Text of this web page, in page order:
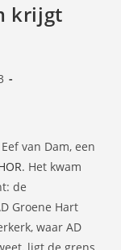
krijgt
van Dam, een
. Het kwam
de
Groene Hart
waar AD